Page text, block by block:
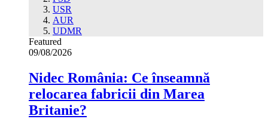
USR
AUR
UDMR
Featured
09/08/2026
Nidec România: Ce înseamnă
relocarea fabricii din Marea
Britanie?